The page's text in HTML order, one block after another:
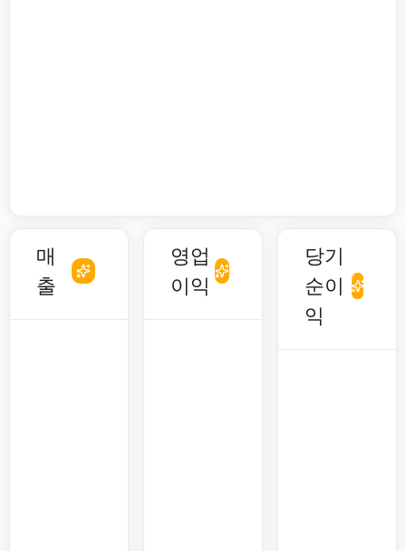
매
출
영업
이익
당기
순이
익